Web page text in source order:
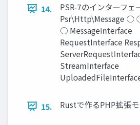
14.
PSR-7のインターフ
Psr\Http\Message
○ MessageInterface
RequestInterface
StreamInterface
15. Rustで作るPHP拡張